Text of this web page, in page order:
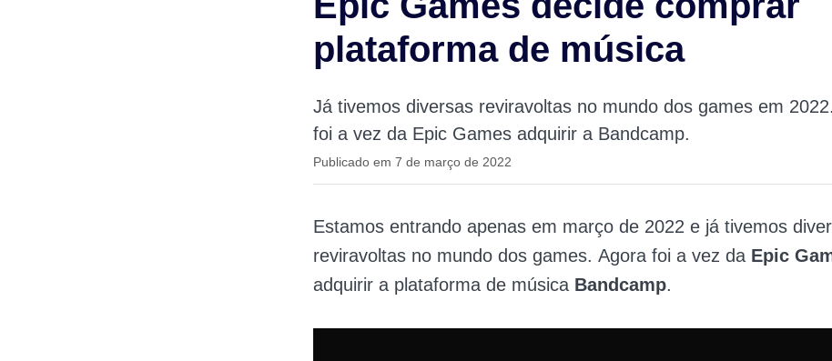
plataforma de música
Já tivemos diversas reviravoltas no mundo dos games em
foi a vez da Epic Games adquirir a Bandcamp.
Publicado em 7 de março de 2022
Estamos entrando apenas em março de 2022 e já tivemos
reviravoltas no mundo dos games. Agora foi a vez da Epic
adquirir a plataforma de música Bandcamp.